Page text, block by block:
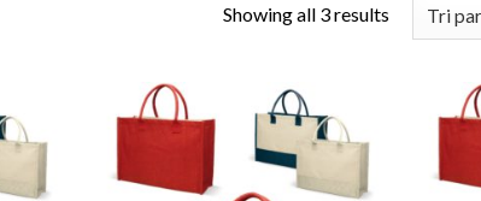
Showing all 3 results